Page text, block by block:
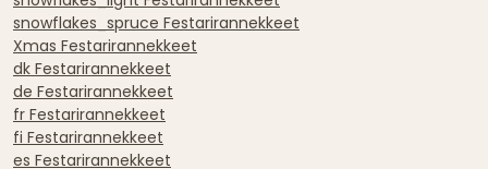
snowflakes_spruce Festarirannekkeet
Xmas Festarirannekkeet
dk Festarirannekkeet
de Festarirannekkeet
fr Festarirannekkeet
fi Festarirannekkeet
es Festarirannekkeet